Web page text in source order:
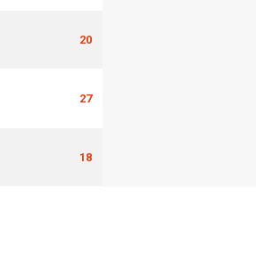
20
27
18